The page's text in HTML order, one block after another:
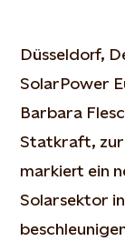
Düsseldorf,
SolarPower
Barbara
Statkraft, zur
markiert ein
Solarsektor